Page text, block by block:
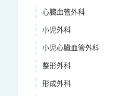
心臓血管外科
小児外科
小児心臓血管外科
整形外科
形成外科